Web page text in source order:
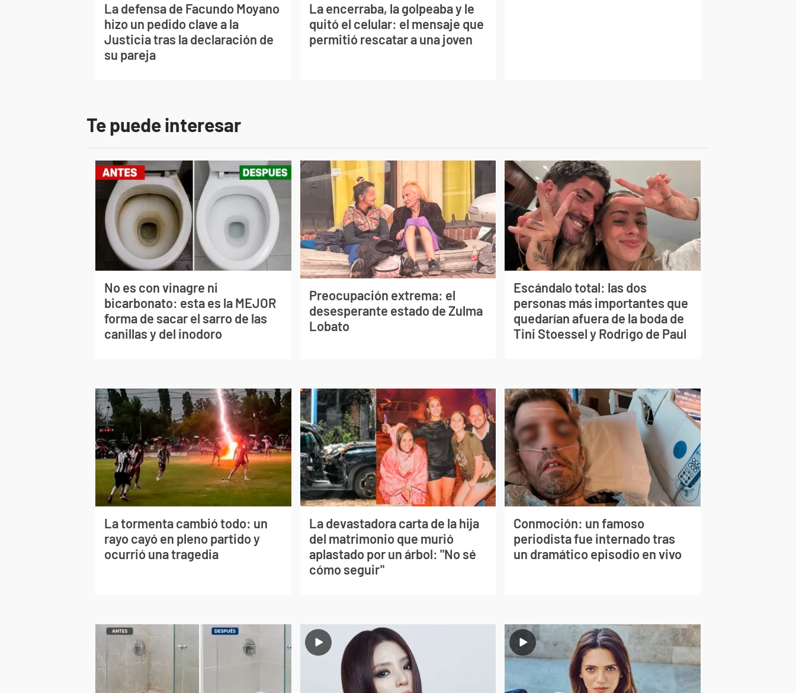
La defensa de Facundo Moyano
hizo un pedido clave a la
Justicia tras la declaración de
su pareja
La encerraba, la golpeaba y le
quitó el celular: el mensaje que
permitió rescatar a una joven
Te puede interesar
No es con vinagre ni
bicarbonato: esta es la MEJOR
forma de sacar el sarro de las
canillas y del inodoro
Preocupación extrema: el
desesperante estado de Zulma
Lobato
Escándalo total: las dos
personas más importantes que
quedarían afuera de la boda de
Tini Stoessel y Rodrigo de Paul
La tormenta cambió todo: un
rayo cayó en pleno partido y
ocurrió una tragedia
La devastadora carta de la hija
del matrimonio que murió
aplastado por un árbol: "No sé
cómo seguir"
Conmoción: un famoso
periodista fue internado tras
un dramático episodio en vivo